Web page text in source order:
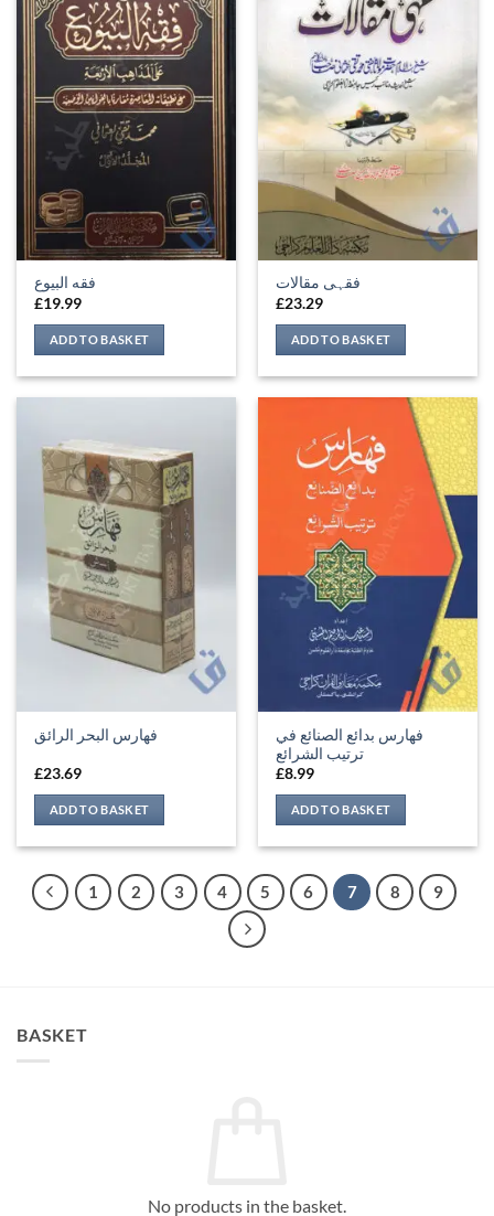
فقه البيوع
£19.99
ADD TO BASKET
فقہی مقالات
£23.29
ADD TO BASKET
فهارس البحر الرائق
£23.69
ADD TO BASKET
فهارس بدائع الصنائع في
ترتيب الشرائع
£8.99
ADD TO BASKET
1 2 3 4 5 6 7 8 9
BASKET
No products in the basket.